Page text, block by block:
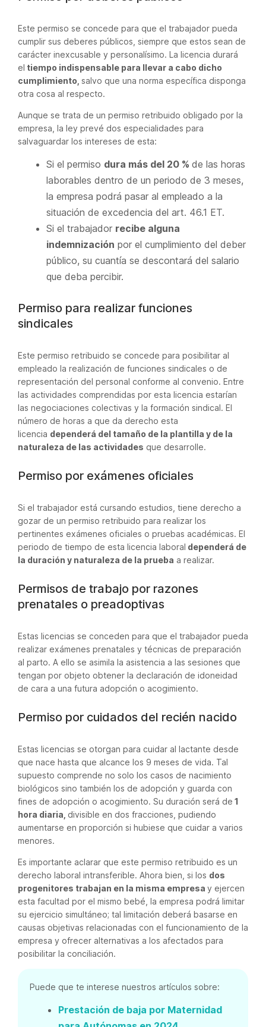
Este permiso se concede para que el trabajador pueda
cumplir sus deberes públicos, siempre que estos sean de
carácter inexcusable y personalísimo. La licencia durará
el tiempo indispensable para llevar a cabo dicho
cumplimiento, salvo que una norma específica disponga
otra cosa al respecto.
Aunque se trata de un permiso retribuido obligado por la
empresa, la ley prevé dos especialidades para
salvaguardar los intereses de esta:
Si el permiso dura más del 20 % de las horas
laborables dentro de un periodo de 3 meses,
la empresa podrá pasar al empleado a la
situación de excedencia del art. 46.1 ET.
Si el trabajador recibe alguna
indemnización por el cumplimiento del deber
público, su cuantía se descontará del salario
que deba percibir.
Permiso para realizar funciones
sindicales
Este permiso retribuido se concede para posibilitar al
empleado la realización de funciones sindicales o de
representación del personal conforme al convenio. Entre
las actividades comprendidas por esta licencia estarían
las negociaciones colectivas y la formación sindical. El
número de horas a que da derecho esta
licencia dependerá del tamaño de la plantilla y de la
naturaleza de las actividades que desarrolle.
Permiso por exámenes oficiales
Si el trabajador está cursando estudios, tiene derecho a
gozar de un permiso retribuido para realizar los
pertinentes exámenes oficiales o pruebas académicas. El
periodo de tiempo de esta licencia laboral dependerá de
la duración y naturaleza de la prueba a realizar.
Permisos de trabajo por razones
prenatales o preadoptivas
Estas licencias se conceden para que el trabajador pueda
realizar exámenes prenatales y técnicas de preparación
al parto. A ello se asimila la asistencia a las sesiones que
tengan por objeto obtener la declaración de idoneidad
de cara a una futura adopción o acogimiento.
Permiso por cuidados del recién nacido
Estas licencias se otorgan para cuidar al lactante desde
que nace hasta que alcance los 9 meses de vida. Tal
supuesto comprende no solo los casos de nacimiento
biológicos sino también los de adopción y guarda con
fines de adopción o acogimiento. Su duración será de 1
hora diaria, divisible en dos fracciones, pudiendo
aumentarse en proporción si hubiese que cuidar a varios
menores.
Es importante aclarar que este permiso retribuido es un
derecho laboral intransferible. Ahora bien, si los dos
progenitores trabajan en la misma empresa y ejercen
esta facultad por el mismo bebé, la empresa podrá limitar
su ejercicio simultáneo; tal limitación deberá basarse en
causas objetivas relacionadas con el funcionamiento de la
empresa y ofrecer alternativas a los afectados para
posibilitar la conciliación.
Puede que te interese nuestros artículos sobre:
Prestación de baja por Maternidad